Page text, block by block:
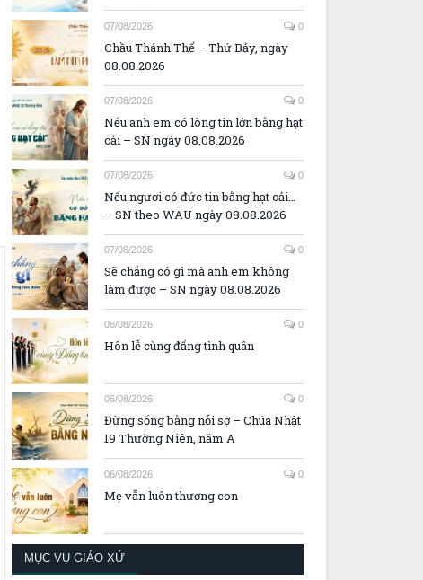
07/08/2026 0
Chầu Thánh Thể – Thứ Bảy, ngày
08.08.2026
07/08/2026 0
Nếu anh em có lòng tin lớn bằng hạt
cải – SN ngày 08.08.2026
07/08/2026 0
Nếu ngươi có đức tin bằng hạt cải…
– SN theo WAU ngày 08.08.2026
07/08/2026 0
Sẽ chẳng có gì mà anh em không
làm được – SN ngày 08.08.2026
06/08/2026 0
Hôn lễ cùng đấng tình quân
06/08/2026 0
Đừng sống bằng nỗi sợ – Chúa Nhật
19 Thường Niên, năm A
06/08/2026 0
Mẹ vẫn luôn thương con
MỤC VỤ GIÁO XỨ